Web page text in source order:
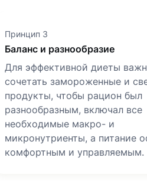
Принцип 3
Баланс и разнообразие
Для эффективной диеты
сочетать замороженные и
продукты, чтобы рацион был
разнообразным, включал все
необходимые макро- и
микронутриенты, а питание
комфортным и управляемым.